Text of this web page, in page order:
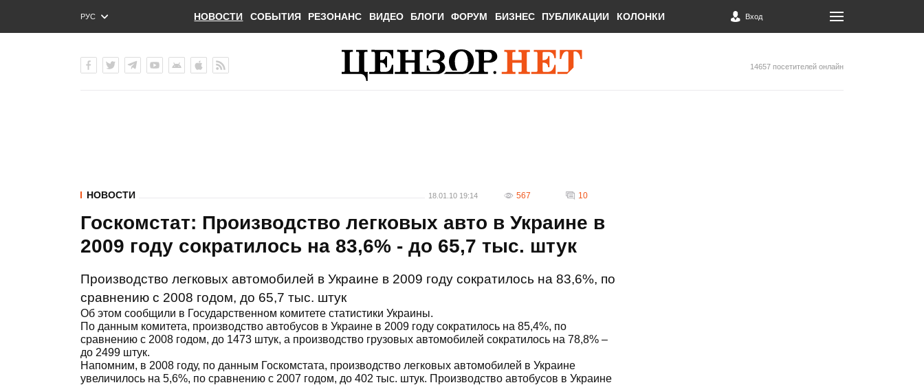
РУС
ENG
НОВОСТИ СОБЫТИЯ РЕЗОНАНС ВИДЕО БЛОГИ ФОРУМ БИЗНЕС ПУБЛИКАЦИИ КОЛОНКИ Вход
14657 посетителей онлайн
НОВОСТИ 18.01.10 19:14 567 10
Госкомстат: Производство легковых авто в Украине в
2009 году сократилось на 83,6% - до 65,7 тыс. штук
Производство легковых автомобилей в Украине в 2009 году сократилось на 83,6%, по
сравнению с 2008 годом, до 65,7 тыс. штук
Об этом сообщили в Государственном комитете статистики Украины.
По данным комитета, производство автобусов в Украине в 2009 году сократилось на 85,4%, по
сравнению с 2008 годом, до 1473 штук, а производство грузовых автомобилей сократилось на 78,8% –
до 2499 штук.
Напомним, в 2008 году, по данным Госкомстата, производство легковых автомобилей в Украине
увеличилось на 5,6%, по сравнению с 2007 годом, до 402 тыс. штук. Производство автобусов в Украине